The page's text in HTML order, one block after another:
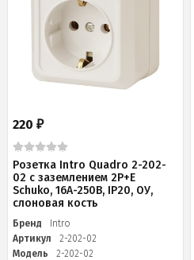
220 ₽
Розетка Intro Quadro 2-202-
02 с заземлением 2P+E
Schuko, 16А-250В, IP20, ОУ,
слоновая кость
Бренд
Intro
Артикул
2-202-02
Модель
2-202-02